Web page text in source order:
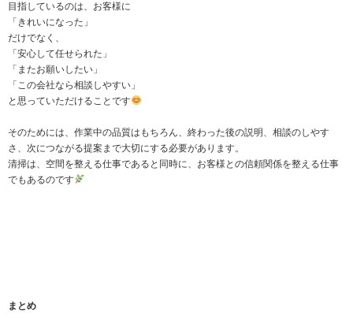
目指しているのは、お客様に
「きれいになった」
だけでなく、
「安心して任せられた」
「またお願いしたい」
「この会社なら相談しやすい」
と思っていただけることです
そのためには、作業中の品質はもちろん、終わった後の説明、相談のしやす
さ、次につながる提案まで大切にする必要があります。
清掃は、空間を整える仕事であると同時に、お客様との信頼関係を整える仕事
でもあるのです
まとめ